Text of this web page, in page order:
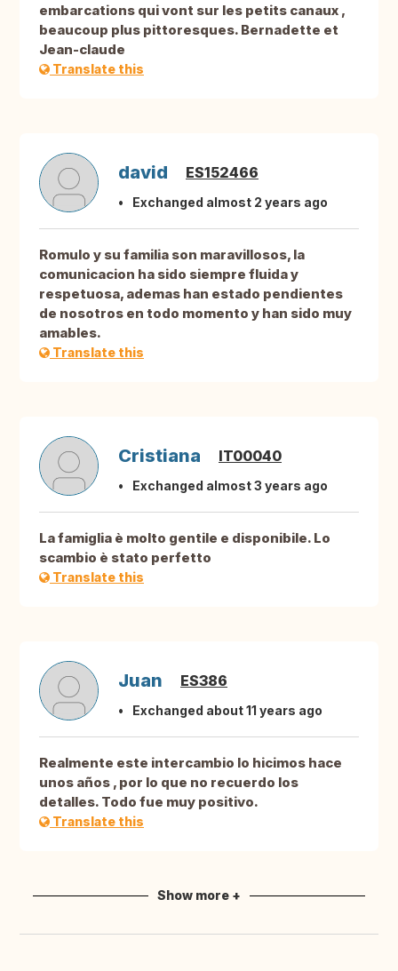
embarcations qui vont sur les petits canaux ,
beaucoup plus pittoresques. Bernadette et
Jean-claude
Translate this
david ES152466
Exchanged almost 2 years ago
Romulo y su familia son maravillosos, la
comunicacion ha sido siempre fluida y
respetuosa, ademas han estado pendientes
de nosotros en todo momento y han sido muy
amables.
Translate this
Cristiana IT00040
Exchanged almost 3 years ago
La famiglia è molto gentile e disponibile. Lo
scambio è stato perfetto
Translate this
Juan ES386
Exchanged about 11 years ago
Realmente este intercambio lo hicimos hace
unos años , por lo que no recuerdo los
detalles. Todo fue muy positivo.
Translate this
Show more +